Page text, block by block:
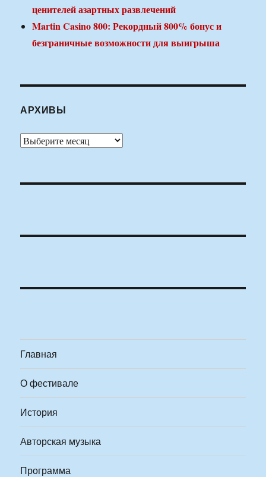
ценителей азартных развлечений
Martin Casino 800: Рекордный 800% бонус и
безграничные возможности для выигрыша
АРХИВЫ
Архивы
Главная
О фестивале
История
Авторская музыка
Программа